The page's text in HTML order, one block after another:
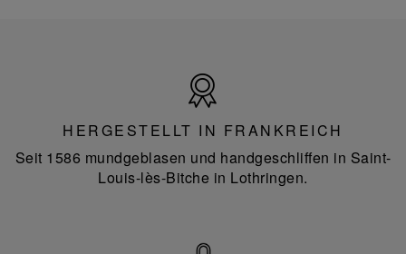
Frankreich
HERGESTELLT IN FRANKREICH
Seit 1586 mundgeblasen und handgeschliffen in Saint-
Louis-lès-Bitche in Lothringen.